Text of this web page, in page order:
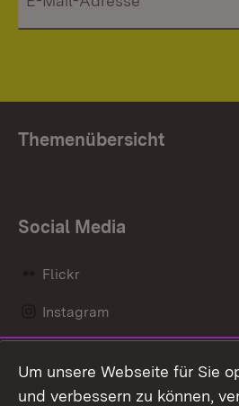
Themenübersicht
Social Media
Flickr
Instagram
Mastodon
Um unsere Webseite für Sie
und verbessern zu können,